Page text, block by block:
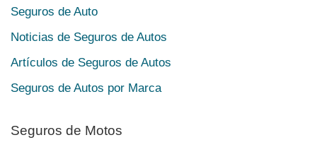
Seguros de Auto
Noticias de Seguros de Autos
Artículos de Seguros de Autos
Seguros de Autos por Marca
Seguros de Motos